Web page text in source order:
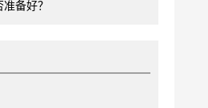
备好？